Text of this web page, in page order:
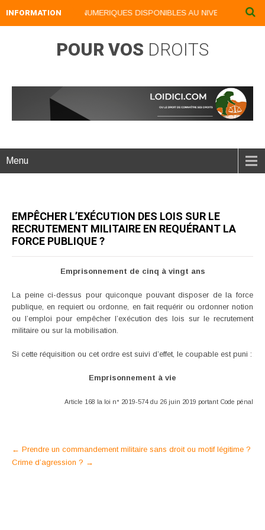
INFORMATION
NOS LIVRES NUMERIQUES DISPONIBLES AU NIVEAU DU
POUR VOS DROITS
Menu
EMPÊCHER L’EXÉCUTION DES LOIS SUR LE
RECRUTEMENT MILITAIRE EN REQUÉRANT LA
FORCE PUBLIQUE ?
Emprisonnement de cinq à vingt ans
La peine ci-dessus pour quiconque pouvant disposer de la force
publique, en requiert ou ordonne, en fait requérir ou ordonner notion
ou l’emploi pour empêcher l’exécution des lois sur le recrutement
militaire ou sur la mobilisation.
Si cette réquisition ou cet ordre est suivi d’effet, le coupable est puni :
Emprisonnement à vie
Article 168 la loi n° 2019-574 du 26 juin 2019 portant Code pénal
Post
navigation
← Prendre un commandement militaire sans droit ou motif légitime ?
Crime d’agression ? →